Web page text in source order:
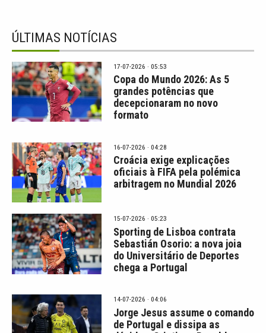
ÚLTIMAS NOTÍCIAS
17-07-2026 · 05:53
Copa do Mundo 2026: As 5
grandes potências que
decepcionaram no novo
formato
16-07-2026 · 04:28
Croácia exige explicações
oficiais à FIFA pela polémica
arbitragem no Mundial 2026
15-07-2026 · 05:23
Sporting de Lisboa contrata
Sebastián Osorio: a nova joia
do Universitário de Deportes
chega a Portugal
14-07-2026 · 04:06
Jorge Jesus assume o comando
de Portugal e dissipa as